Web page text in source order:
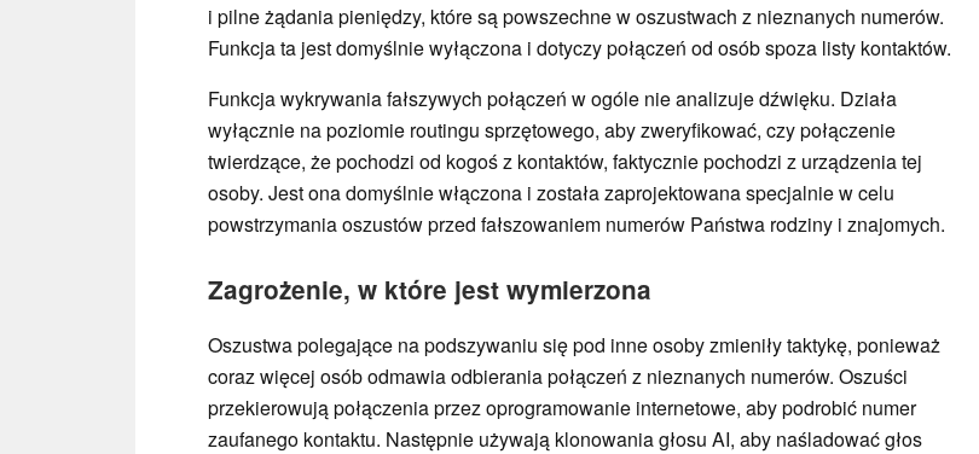
i pilne żądania pieniędzy, które są powszechne w oszustwach z nieznanych numerów.
Funkcja ta jest domyślnie wyłączona i dotyczy połączeń od osób spoza listy kontaktów.
Funkcja wykrywania fałszywych połączeń w ogóle nie analizuje dźwięku. Działa
wyłącznie na poziomie routingu sprzętowego, aby zweryfikować, czy połączenie
twierdzące, że pochodzi od kogoś z kontaktów, faktycznie pochodzi z urządzenia tej
osoby. Jest ona domyślnie włączona i została zaprojektowana specjalnie w celu
powstrzymania oszustów przed fałszowaniem numerów Państwa rodziny i znajomych.
Zagrożenie, w które jest wymierzona
Oszustwa polegające na podszywaniu się pod inne osoby zmieniły taktykę, ponieważ
coraz więcej osób odmawia odbierania połączeń z nieznanych numerów. Oszuści
przekierowują połączenia przez oprogramowanie internetowe, aby podrobić numer
zaufanego kontaktu. Następnie używają klonowania głosu AI, aby naśladować głos